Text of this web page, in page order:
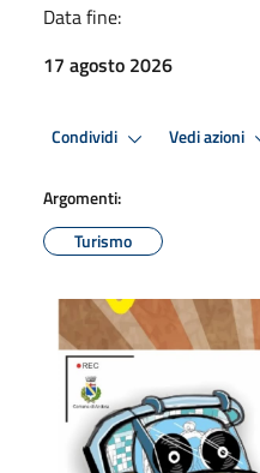
Data fine:
17 agosto 2026
Condividi Vedi azioni
Argomenti:
Turismo